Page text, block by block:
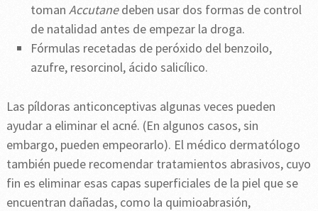
toman Accutanedeben usar dos formas de control
de natalidad antes de empezar la droga.
Fórmulas recetadas de peróxido del benzoilo,
azufre, resorcinol, ácido salicílico.
Las píldoras anticonceptivas algunas veces pueden
ayudar a eliminar el acné. (En algunos casos, sin
embargo, pueden empeorarlo). El médico dermatólogo
también puede recomendar tratamientos abrasivos, cuyo
fin es eliminar esas capas superficiales de la piel que se
encuentran dañadas, como la quimioabrasión,